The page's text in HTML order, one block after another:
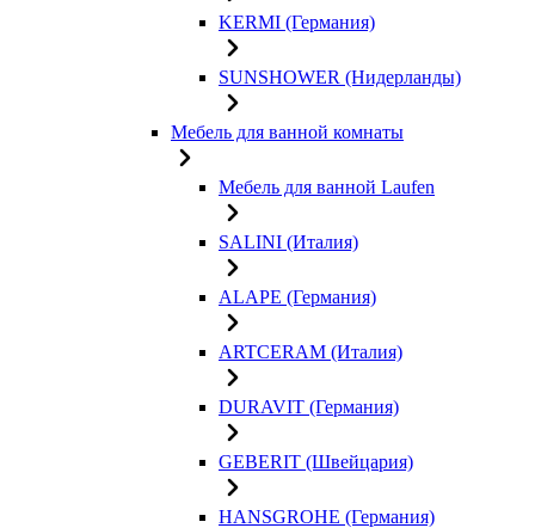
KERMI (Германия)
SUNSHOWER (Нидерланды)
Мебель для ванной комнаты
Мебель для ванной Laufen
SALINI (Италия)
ALAPE (Германия)
ARTCERAM (Италия)
DURAVIT (Германия)
GEBERIT (Швейцария)
HANSGROHE (Германия)